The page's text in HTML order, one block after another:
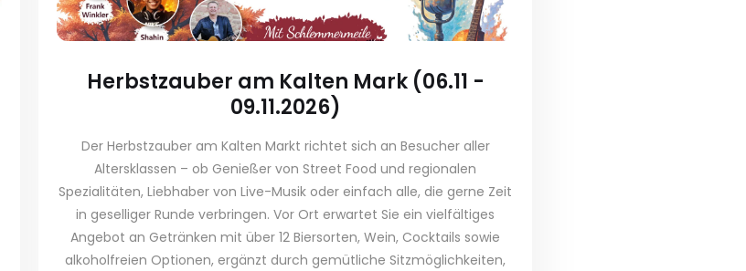
Herbstzauber am Kalten Mark (06.11 -
09.11.2026)
Der Herbstzauber am Kalten Markt richtet sich an Besucher aller
Altersklassen – ob Genießer von Street Food und regionalen
Spezialitäten, Liebhaber von Live-Musik oder einfach alle, die gerne Zeit
in geselliger Runde verbringen. Vor Ort erwartet Sie ein vielfältiges
Angebot an Getränken mit über 12 Biersorten, Wein, Cocktails sowie
alkoholfreien Optionen, ergänzt durch gemütliche Sitzmöglichkeiten,